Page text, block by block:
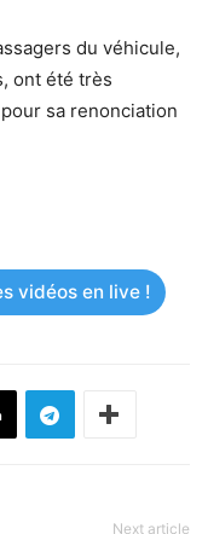
du véhicule,
ont été très
sa renonciation
vidéos en live !
Next article